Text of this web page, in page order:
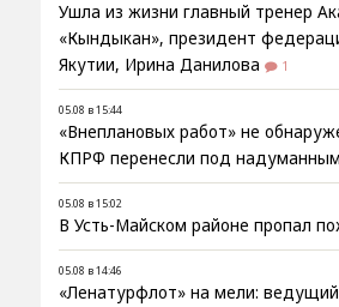
Ушла из жизни главный тренер
«Кындыкан», президент
Якутии, Ирина Данилова
1
05.08 в 15:44
«Внеплановых работ» не
КПРФ перенесли под
05.08 в 15:02
В Усть-Майском районе пропал
05.08 в 14:46
«Ленатурфлот» на мели: